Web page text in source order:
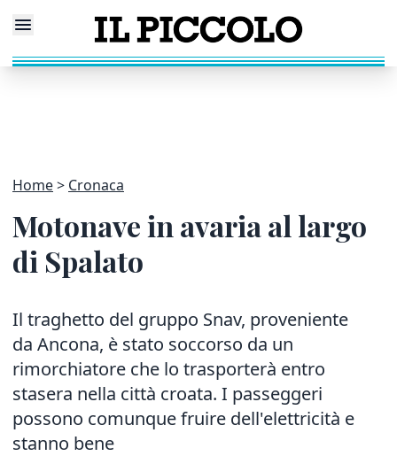
Home Cronaca
Motonave in avaria al largo
di Spalato
Il traghetto del gruppo Snav, proveniente
da Ancona, è stato soccorso da un
rimorchiatore che lo trasporterà entro
stasera nella città croata. I passeggeri
possono comunque fruire dell'elettricità e
stanno bene